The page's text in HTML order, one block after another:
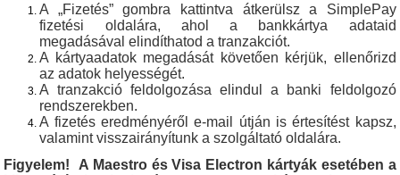
A „Fizetés” gombra kattintva átkerülsz a SimplePay
fizetési oldalára, ahol a bankkártya adataid
megadásával elindíthatod a tranzakciót.
A kártyaadatok megadását követően kérjük, ellenőrizd
az adatok helyességét.
A tranzakció feldolgozása elindul a banki feldolgozó
rendszerekben.
A fizetés eredményéről e-mail útján is értesítést kapsz,
valamint visszairányítunk a szolgáltató oldalára.
Figyelem! A Maestro és Visa Electron kártyák esetében a